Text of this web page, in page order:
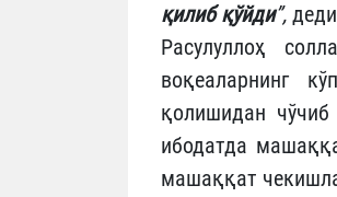
қилиб қўйди”,
Расулуллоҳ
воқеаларнинг
қолишидан чўчиб
ибодатда
машаққат